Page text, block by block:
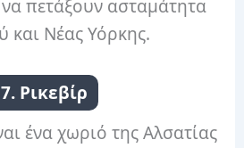
πετάξουν ασταμάτητα
και Νέας Υόρκης.
7. Ρικεβίρ
ένα χωριό της Αλσατίας